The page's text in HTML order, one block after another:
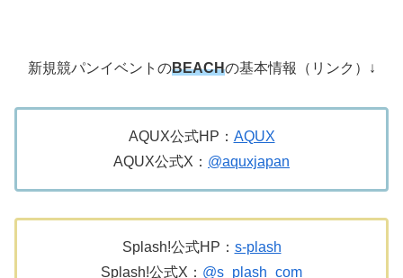
新規競パンイベントのBEACHの基本情報（リンク）↓
AQUX公式HP： AQUX
AQUX公式X： @aquxjapan
Splash!公式HP： s-plash
Splash!公式X： @s_plash_com